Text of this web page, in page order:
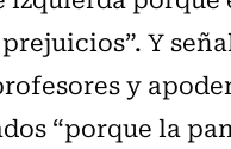
Y
y
“porque la